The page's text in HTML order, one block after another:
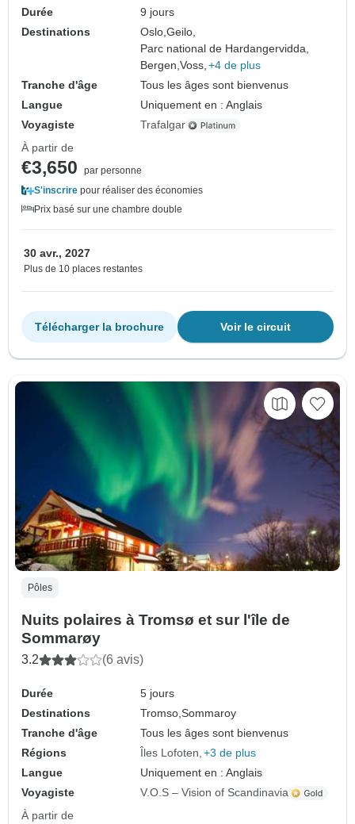
Durée
9 jours
Destinations
Oslo,Geilo,
Parc national de Hardangervidda,
Bergen,Voss, +4 de plus
Tranche d'âge
Tous les âges sont bienvenus
Langue
Uniquement en : Anglais
Voyagiste
Trafalgar
À partir de
€3,650
par personne
S'inscrire pour réaliser des économies
Prix basé sur une chambre double
30 avr., 2027
Plus de 10 places restantes
Voir le circuit
Télécharger la brochure
Pôles
Nuits polaires à Tromsø et sur l'île de
Sommarøy
3.2 (6 avis)
Durée
5 jours
Destinations
Tromso,Sommaroy
Tranche d'âge
Tous les âges sont bienvenus
Régions
Îles Lofoten +3 de plus
Langue
Uniquement en : Anglais
Voyagiste
V.O.S – Vision of Scandinavia
À partir de